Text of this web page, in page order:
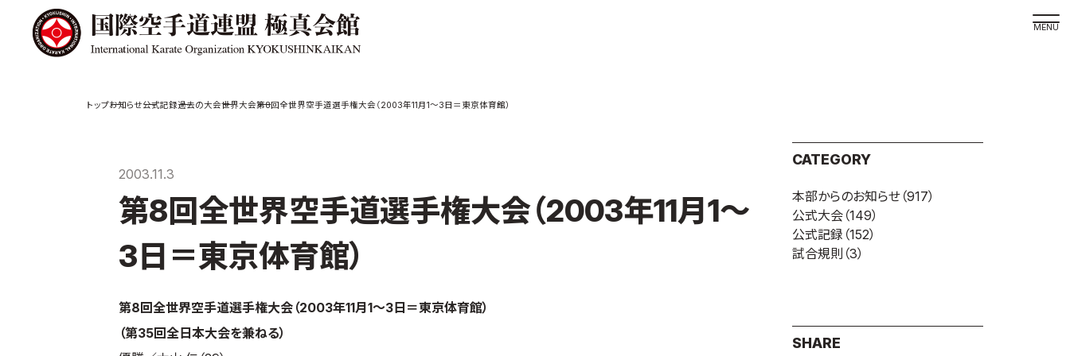
大山倍達総裁 紹
介松井章奎館長 紹
介
極真の歴史
国際空手道連盟に
ついて
公式記録
試合規則
の方へ
一般の部・壮年部
お知らせ公式記録過去の大会世界大会第8回全世界空手道選手権大会（2003年11月1～3日＝東京体育館）
2003.11.3
第8回全世界空手道選手権大会（2003年11月1～
3日＝東京体育館）
第8回全世界空手道選手権大会（2003年11月1～3日＝東京体育館）
（第35回全日本大会を兼ねる）
CATEGORY
本部からのお知らせ （917）
公式大会 （149）
公式記録 （152）
試合規則 （3）
SHARE